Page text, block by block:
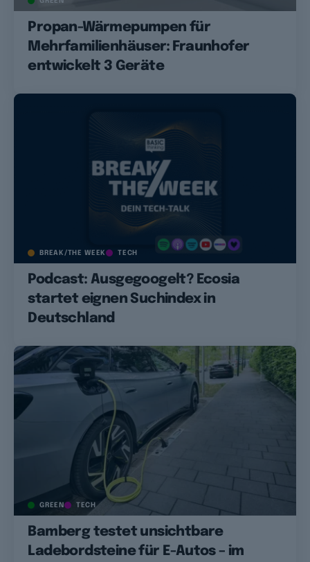
Propan-Wärmepumpen für
Mehrfamilienhäuser: Fraunhofer
entwickelt 3 Geräte
BREAK/THE WEEK TECH
Podcast: Ausgegoogelt? Ecosia
startet eignen Suchindex in
Deutschland
GREEN TECH
Bamberg testet unsichtbare
Ladebordsteine für E-Autos – im